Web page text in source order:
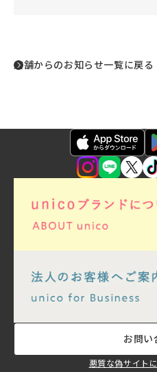
店舗からのお知らせ一覧に戻る
お問い
悪質な偽サイト